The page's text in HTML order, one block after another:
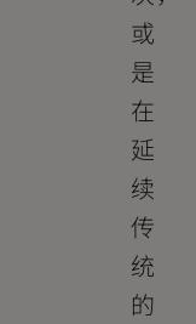
或
是
在
延
续
传
统
的